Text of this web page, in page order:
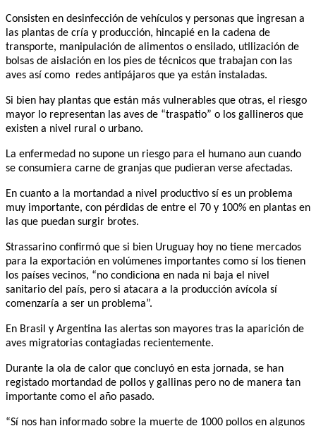
Consisten en desinfección de vehículos y personas que ingresan a
las plantas de cría y producción, hincapié en la cadena de
transporte, manipulación de alimentos o ensilado, utilización de
bolsas de aislación en los pies de técnicos que trabajan con las
aves así como redes antipájaros que ya están instaladas.
Si bien hay plantas que están más vulnerables que otras, el riesgo
mayor lo representan las aves de “traspatio” o los gallineros que
existen a nivel rural o urbano.
La enfermedad no supone un riesgo para el humano aun cuando
se consumiera carne de granjas que pudieran verse afectadas.
En cuanto a la mortandad a nivel productivo sí es un problema
muy importante, con pérdidas de entre el 70 y 100% en plantas en
las que puedan surgir brotes.
Strassarino confirmó que si bien Uruguay hoy no tiene mercados
para la exportación en volúmenes importantes como sí los tienen
los países vecinos, “no condiciona en nada ni baja el nivel
sanitario del país, pero si atacara a la producción avícola sí
comenzaría a ser un problema”.
En Brasil y Argentina las alertas son mayores tras la aparición de
aves migratorias contagiadas recientemente.
Durante la ola de calor que concluyó en esta jornada, se han
registado mortandad de pollos y gallinas pero no de manera tan
importante como el año pasado.
“Sí nos han informado sobre la muerte de 1000 pollos en algunos